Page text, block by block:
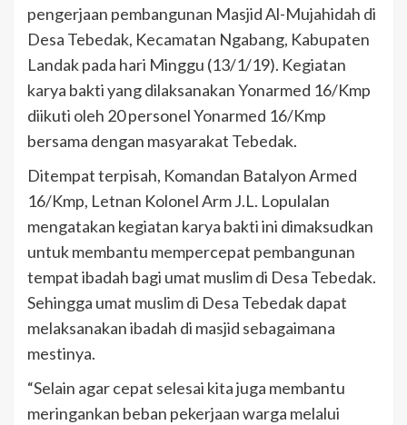
pengerjaan pembangunan Masjid Al-Mujahidah di
Desa Tebedak, Kecamatan Ngabang, Kabupaten
Landak pada hari Minggu (13/1/19). Kegiatan
karya bakti yang dilaksanakan Yonarmed 16/Kmp
diikuti oleh 20 personel Yonarmed 16/Kmp
bersama dengan masyarakat Tebedak.
Ditempat terpisah, Komandan Batalyon Armed
16/Kmp, Letnan Kolonel Arm J.L. Lopulalan
mengatakan kegiatan karya bakti ini dimaksudkan
untuk membantu mempercepat pembangunan
tempat ibadah bagi umat muslim di Desa Tebedak.
Sehingga umat muslim di Desa Tebedak dapat
melaksanakan ibadah di masjid sebagaimana
mestinya.
“Selain agar cepat selesai kita juga membantu
meringankan beban pekerjaan warga melalui